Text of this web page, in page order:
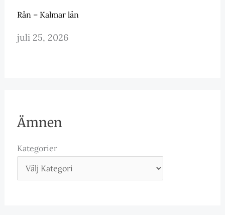
Rån – Kalmar län
juli 25, 2026
Ämnen
Kategorier